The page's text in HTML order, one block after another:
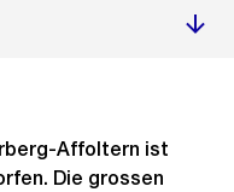
Affoltern ist
Die grossen